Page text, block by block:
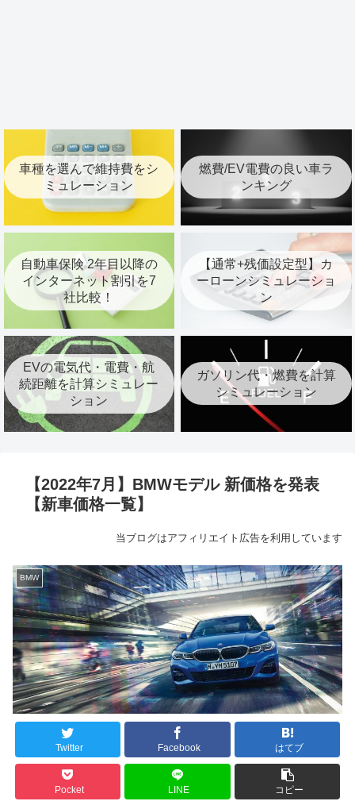
車種を選んで維持費をシ
ミュレーション
燃費/EV電費の良い車ラ
ンキング
自動車保険 2年目以降の
インターネット割引を7
社比較！
【通常+残価設定型】カ
ーローンシミュレーショ
ン
EVの電気代・電費・航
続距離を計算シミュレー
ション
ガソリン代・燃費を計算
シミュレーション
【2022年7月】BMWモデル 新価格を発表
【新車価格一覧】
当ブログはアフィリエイト広告を利用しています
BMW
Twitter Facebook はてブ
Pocket LINE コピー